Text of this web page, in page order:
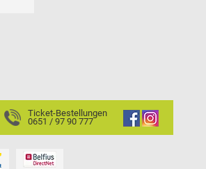
Ticket-Bestellungen
0651 / 97 90 777